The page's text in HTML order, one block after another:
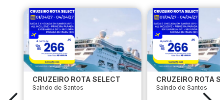
CRUZEIRO ROTA SELECT
Saindo de Santos
CRUZEIRO ROTA
Saindo de Santos